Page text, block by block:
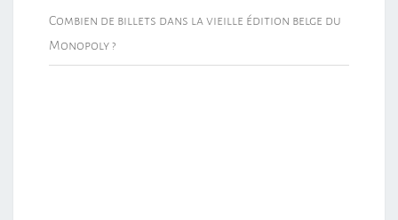
Combien de billets dans la vieille édition belge du
Monopoly ?